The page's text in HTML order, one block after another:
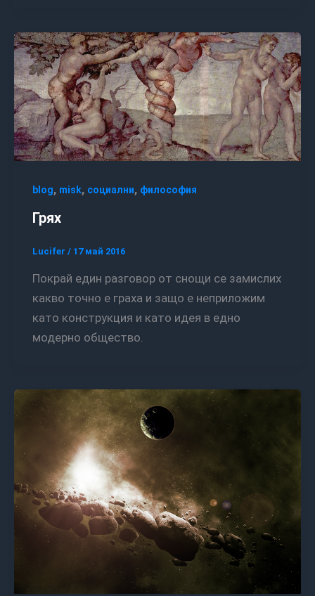
blog, misk, социални, философия
Грях
Lucifer / 17 май 2016
Покрай един разговор от снощи се замислих
какво точно е граха и защо е неприложим
като конструкция и като идея в едно
модерно общество.